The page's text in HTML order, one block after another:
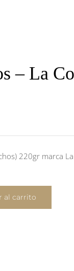
– La
220gr marca
al carrito